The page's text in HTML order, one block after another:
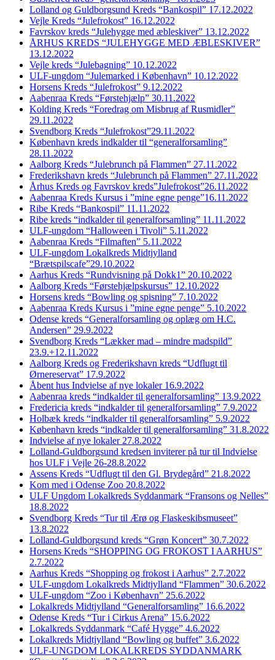
Lolland og Guldborgsund Kreds “Bankospil” 17.12.2022
Vejle Kreds “Julefrokost” 16.12.2022
Favrskov kreds “Julehygge med æbleskiver” 13.12.2022
ÅRHUS KREDS “JULEHYGGE MED ÆBLESKIVER”
13.12.2022
Vejle kreds “Julebagning” 10.12.2022
ULF-ungdom “Julemarked i København” 10.12.2022
Horsens Kreds “Julefrokost” 9.12.2022
Aabenraa Kreds “Førstehjælp” 30.11.2022
Kolding Kreds “Foredrag om Misbrug af Rusmidler”
29.11.2022
Svendborg Kreds “Julefrokost”29.11.2022
København kreds indkalder til “generalforsamling”
28.11.2022
Aalborg Kreds “Julebrunch på Flammen” 27.11.2022
Frederikshavn kreds “Julebrunch på Flammen” 27.11.2022
Århus Kreds og Favrskov kreds”Julefrokost”26.11.2022
Aabenraa Kreds Kursus i ”mine egne penge”16.11.2022
Ribe Kreds “Bankospil” 11.11.2022
Ribe kreds “indkalder til generalforsamling” 11.11.2022
ULF-ungdom “Halloween i Tivoli” 5.11.2022
Aabenraa Kreds “Filmaften” 5.11.2022
ULF-ungdom Lokalkreds Midtjylland
“Brætspilscafe”29.10.2022
Aarhus Kreds “Rundvisning på Dokk1” 20.10.2022
Aalborg Kreds “Førstehjælpskursus” 12.10.2022
Horsens kreds “Bowling og spisning” 7.10.2022
Aabenraa Kreds Kursus i ”mine egne penge” 5.10.2022
Odense kreds “Generalforsamling og oplæg om H.C.
Andersen” 29.9.2022
Svendborg Kreds “Lækker mad – mindre madspild”
23.9.+12.11.2022
Aalborg Kreds og Frederikshavn kreds “Udflugt til
Ørnereservat” 17.9.2022
Åbent hus Indvielse af nye lokaler 16.9.2022
Aabenraa kreds “indkalder til generalforsamling” 13.9.2022
Fredericia kreds “indkalder til generalforsamling” 7.9.2022
Holbæk kreds “indkalder til generalforsamling” 5.9.2022
København kreds “indkalder til generalforsamling” 31.8.2022
Indvielse af nye lokaler 27.8.2022
Lolland-Guldborgsund kredsen inviterer på tur til Indvielse
hos ULF i Vejle 26-28.8.2022
Assens Kreds “Udflugt til den Gl. Brydegård” 21.8.2022
Kom med i Odense Zoo 20.8.2022
ULF Ungdom Lokalkreds Syddanmark “Fransons og Nelles”
18.8.2022
Svendborg Kreds “Tur til Ærø og Flaskeskibsmuseet”
13.8.2022
Lolland-Guldborgsund kreds “Grøn Koncert” 30.7.2022
Horsens Kreds “SHOPPING OG FROKOST I AARHUS”
2.7.2022
Aarhus Kreds “Shopping og frokost i Aarhus” 2.7.2022
ULF-ungdom Lokalkreds Midtjylland “Flammen” 30.6.2022
ULF-ungdom “Zoo i København” 25.6.2022
Lokalkreds Midtjylland “Generalforsamling” 16.6.2022
Odense Kreds “Tur i Cirkus Arena” 15.6.2022
Lokalkreds Syddanmark “Café Hygge” 4.6.2022
Lokalkreds Midtjylland “Bowling og buffet” 3.6.2022
ULF-UNGDOM LOKALKREDS SYDDANMARK